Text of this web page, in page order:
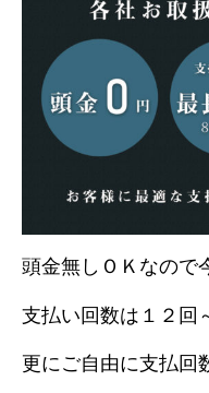
頭金無しＯＫなので
支払い回数は１２回
更にご自由に支払回